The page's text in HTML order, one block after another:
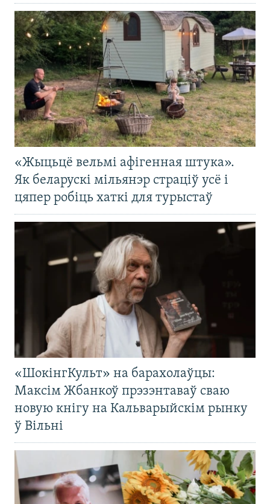
«Жыцьцё вельмі афігенная штука».
Як беларускі мільянэр страціў усё і
цяпер робіць хаткі для турыстаў
«ШокінгКульт» на барахолаўцы:
Максім Жбанкоў прэзэнтаваў сваю
новую кнігу на Кальварыйскім рынку
ў Вільні